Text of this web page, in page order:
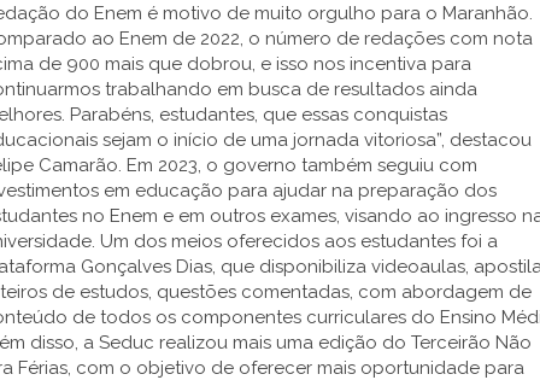
do Enem é motivo de muito orgulho para o Maranhão.
ao Enem de 2022, o número de redações com nota
de 900 mais que dobrou, e isso nos incentiva para
trabalhando em busca de resultados ainda
Parabéns, estudantes, que essas conquistas
sejam o início de uma jornada vitoriosa”, destacou
Camarão. Em 2023, o governo também seguiu com
em educação para ajudar na preparação dos
no Enem e em outros exames, visando ao ingresso
Um dos meios oferecidos aos estudantes foi a
Gonçalves Dias, que disponibiliza videoaulas,
de estudos, questões comentadas, com abordagem de
de todos os componentes curriculares do Ensino
disso, a Seduc realizou mais uma edição do Terceirão Não
Férias, com o objetivo de oferecer mais oportunidade para